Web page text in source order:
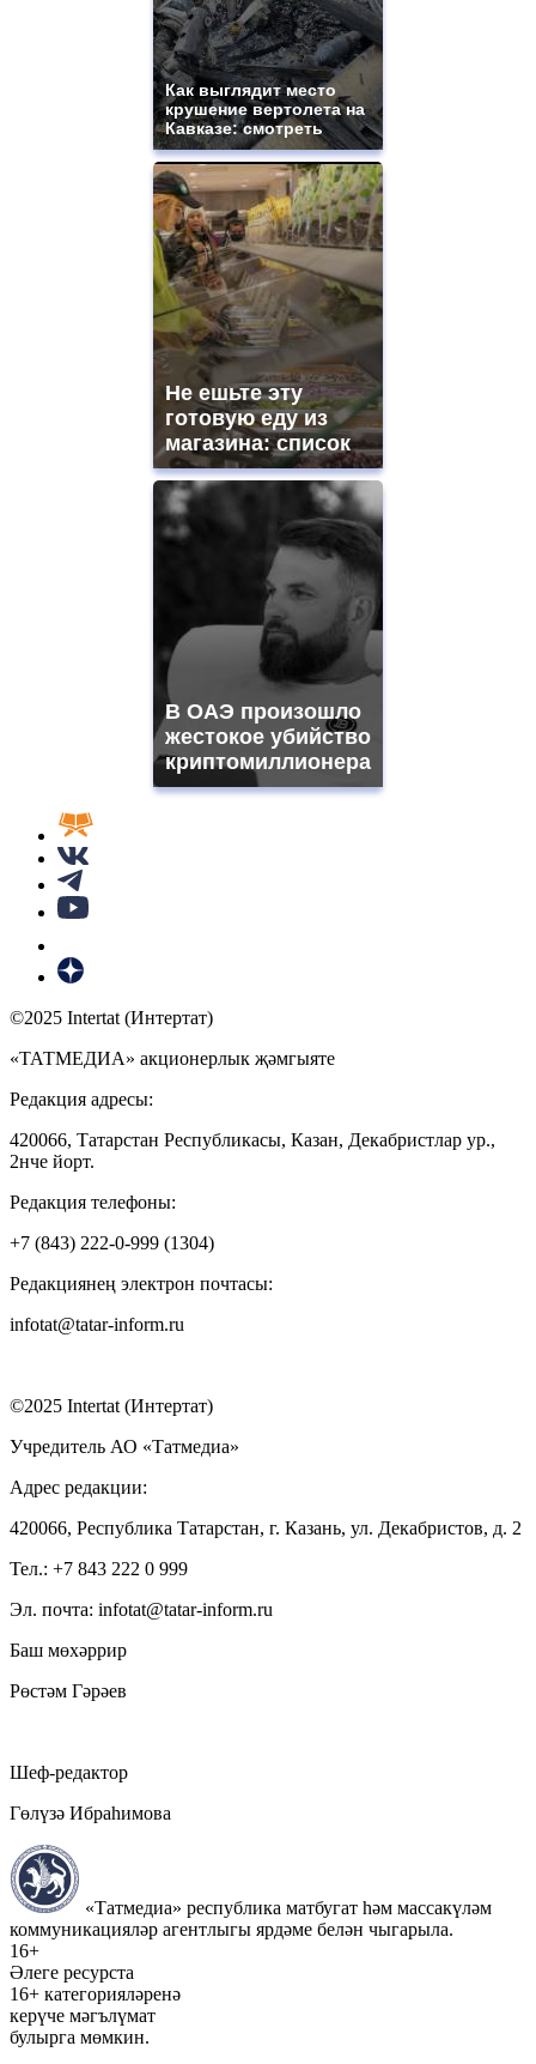
Как выглядит место
крушение вертолета на
Кавказе: смотреть
Не ешьте эту
готовую еду из
магазина: список
В ОАЭ произошло
жестокое убийство
криптомиллионера
©2025 Intertat (Интертат)
«ТАТМЕДИА» акционерлык җәмгыяте
Редакция адресы:
420066, Татарстан Республикасы, Казан, Декабристлар ур.,
2нче йорт.
Редакция телефоны:
+7 (843) 222-0-999 (1304)
Редакциянең электрон почтасы:
infotat@tatar-inform.ru
©2025 Intertat (Интертат)
Учредитель АО «Татмедиа»
Адрес редакции:
420066, Республика Татарстан, г. Казань, ул. Декабристов, д. 2
Тел.: +7 843 222 0 999
Эл. почта: infotat@tatar-inform.ru
Баш мөхәррир
Рөстәм Гәрәев
Шеф-редактор
Гөлүзә Ибраһимова
«Татмедиа» республика матбугат һәм массакүләм
коммуникацияләр агентлыгы ярдәме белән чыгарыла.
16+
Әлеге ресурста
16+ категорияләренә
керүче мәгълүмат
булырга мөмкин.